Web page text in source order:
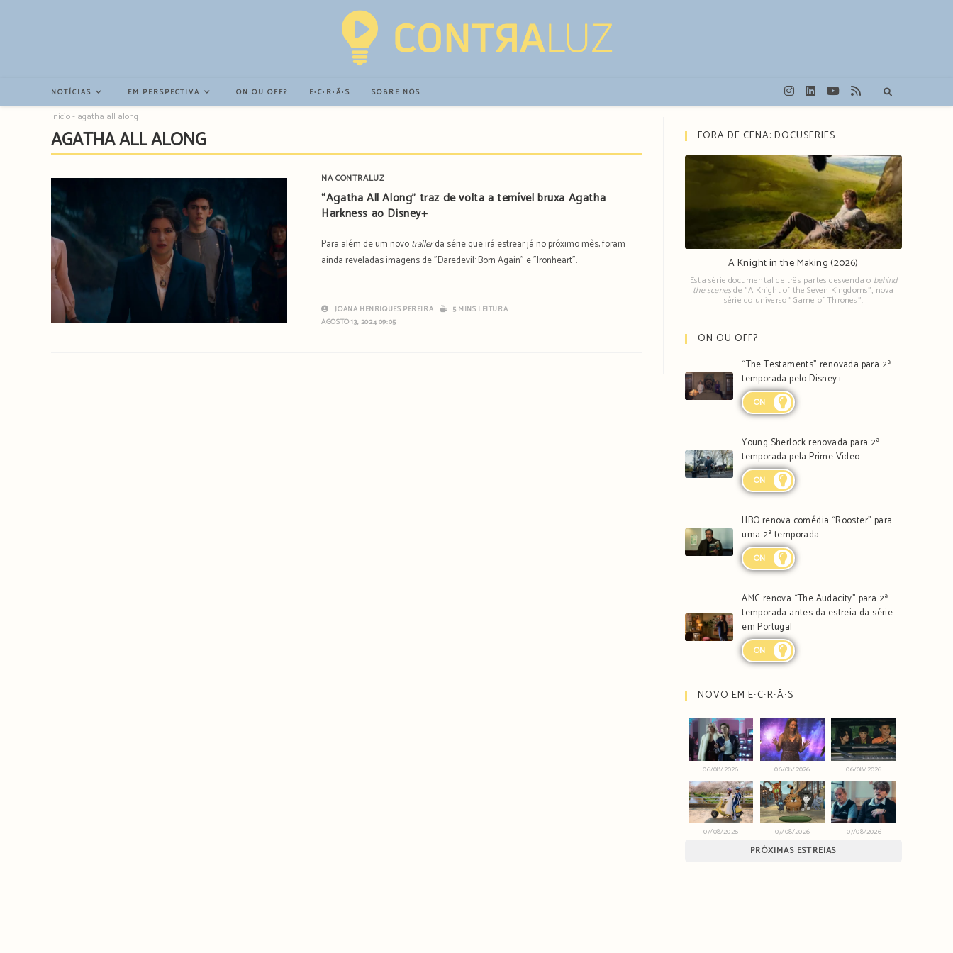
NOTÍCIAS EM PERSPECTIVA ON OU OFF? E∙C∙R∙Ã∙S SOBRE NÓS
Início- agatha all along
AGATHA ALL ALONG
NA CONTRALUZ
“Agatha All Along” traz de volta a temível bruxa Agatha
Harkness ao Disney+
Para além de um novotrailerda série que irá estrear já no próximo mês, foram
ainda reveladas imagens de "Daredevil: Born Again" e "Ironheart".
JOANA HENRIQUES PEREIRA
5 MINS LEITURA
AGOSTO 13, 2024 09:05
FORA DE CENA: DOCUSERIES
A Knight in the Making (2026)
Esta série documental de três partes desvenda o behind
the scenesde "A Knight of the Seven Kingdoms", nova
série do universo "Game of Thrones".
ON OU OFF?
“The Testaments” renovada para 2ª
temporada pelo Disney+
ON
Young Sherlock renovada para 2ª
temporada pela Prime Video
ON
HBO renova comédia “Rooster” para
uma 2ª temporada
ON
AMC renova “The Audacity” para 2ª
temporada antes da estreia da série
em Portugal
ON
NOVO EM E∙C∙R∙Ã∙S
06/08/2026 06/08/2026 06/08/2026
07/08/2026 07/08/2026 07/08/2026
PRÓXIMAS ESTREIAS